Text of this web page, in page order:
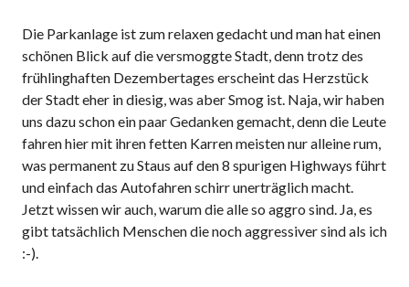
Die Parkanlage ist zum relaxen gedacht und man hat einen
schönen Blick auf die versmoggte Stadt, denn trotz des
frühlinghaften Dezembertages erscheint das Herzstück
der Stadt eher in diesig, was aber Smog ist. Naja, wir haben
uns dazu schon ein paar Gedanken gemacht, denn die Leute
fahren hier mit ihren fetten Karren meisten nur alleine rum,
was permanent zu Staus auf den 8 spurigen Highways führt
und einfach das Autofahren schirr unerträglich macht.
Jetzt wissen wir auch, warum die alle so aggro sind. Ja, es
gibt tatsächlich Menschen die noch aggressiver sind als ich
:-).